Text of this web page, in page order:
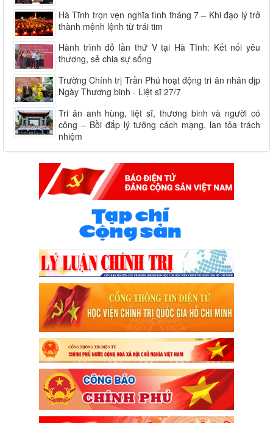
Hà Tĩnh trọn vẹn nghĩa tình tháng 7 – Khi đạo lý trở
thành mệnh lệnh từ trái tim
Hành trình đỏ lần thứ V tại Hà Tĩnh: Kết nối yêu
thương, sẻ chia sự sống
Trường Chính trị Trần Phú hoạt động tri ân nhân dịp
Ngày Thương binh - Liệt sĩ 27/7
Tri ân anh hùng, liệt sĩ, thương binh và người có
công – Bồi đắp lý tưởng cách mạng, lan tỏa trách
nhiệm